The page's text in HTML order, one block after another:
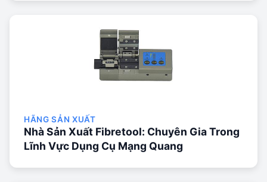
HÃNG SẢN XUẤT
Nhà Sản Xuất Fibretool: Chuyên Gia Trong
Lĩnh Vực Dụng Cụ Mạng Quang